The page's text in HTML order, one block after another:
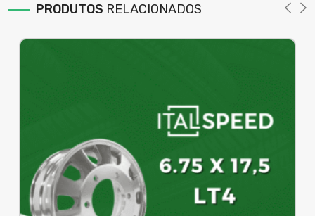
PRODUTOS RELACIONADOS